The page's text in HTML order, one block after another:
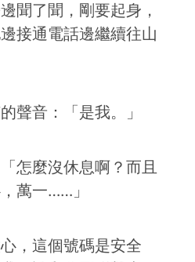
聞了聞，剛要起身，
接通電話邊繼續往山
聲音：「是我。」
怎麼沒休息啊？而且
萬一……」
，這個號碼是安全